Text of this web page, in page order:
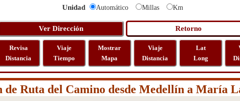
Unidad Automático Millas Km
Revisa
Distancia
Viaje
Tiempo
Mostrar
Mapa
Viaje
Distancia
Lat
Long
de Ruta del Camino desde Medellín a María